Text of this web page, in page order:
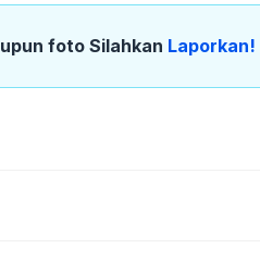
foto Silahkan Laporkan!